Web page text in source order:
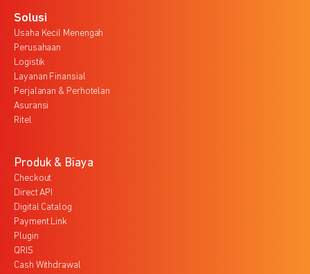
Solusi
Usaha Kecil Menengah
Perusahaan
Logistik
Layanan Finansial
Perjalanan & Perhotelan
Asuransi
Ritel
Produk & Biaya
Checkout
Direct API
Digital Catalog
Payment Link
Plugin
QRIS
Cash Withdrawal